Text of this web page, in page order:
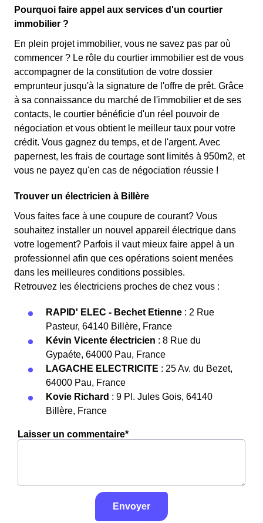
Pourquoi faire appel aux services d'un courtier
immobilier ?
En plein projet immobilier, vous ne savez pas par où
commencer ? Le rôle du courtier immobilier est de vous
accompagner de la constitution de votre dossier
emprunteur jusqu'à la signature de l'offre de prêt. Grâce
à sa connaissance du marché de l'immobilier et de ses
contacts, le courtier bénéficie d'un réel pouvoir de
négociation et vous obtient le meilleur taux pour votre
crédit. Vous gagnez du temps, et de l'argent. Avec
papernest, les frais de courtage sont limités à 950m2, et
vous ne payez qu'en cas de négociation réussie !
Trouver un électricien à Billère
Vous faites face à une coupure de courant? Vous
souhaitez installer un nouvel appareil électrique dans
votre logement? Parfois il vaut mieux faire appel à un
professionnel afin que ces opérations soient menées
dans les meilleures conditions possibles.
Retrouvez les électriciens proches de chez vous :
RAPID' ELEC - Bechet Etienne : 2 Rue
Pasteur, 64140 Billère, France
Kévin Vicente électricien : 8 Rue du
Gypaéte, 64000 Pau, France
LAGACHE ELECTRICITE : 25 Av. du Bezet,
64000 Pau, France
Kovie Richard : 9 Pl. Jules Gois, 64140
Billère, France
Laisser un commentaire*
Envoyer